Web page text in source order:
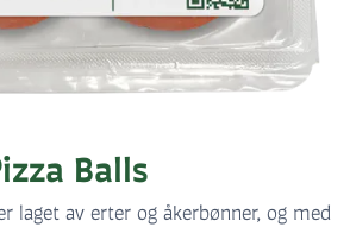
Balls
laget av erter og åkerbønner, og med